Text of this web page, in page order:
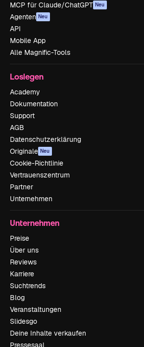
MCP für Claude/ChatGPT Neu
Agenten Neu
API
Mobile App
Alle Magnific-Tools
Loslegen
Academy
Dokumentation
Support
AGB
Datenschutzerklärung
Originale Neu
Cookie-Richtlinie
Vertrauenszentrum
Partner
Unternehmen
Unternehmen
Preise
Über uns
Reviews
Karriere
Suchtrends
Blog
Veranstaltungen
Slidesgo
Deine Inhalte verkaufen
Pressesaal